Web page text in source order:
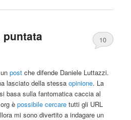
10
unpost che difende Daniele Luttazzi.
lasciato della stessaopinione. La
basa sulla fantomatica caccia al
èpossibile cercare tutti gli URL
mi sono divertito a indagare un